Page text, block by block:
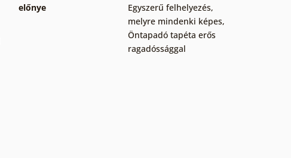
előnye
Egyszerű felhelyezés,
melyre mindenki képes,
Öntapadó tapéta erős
ragadóssággal